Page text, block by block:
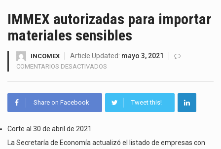
El mercado laboral mexicano muestra un proceso de precarización sin señales de mejora, según el…
El secretario de Economía de México, Marcelo Ebrard Casaubon, sostuvo una reunión de trabajo con…
IMMEX autorizadas para importar
materiales sensibles
INCOMEX Article Updated: mayo 3, 2021
COMENTARIOS DESACTIVADOS
IMPORTAR
Share on Facebook Tweet this!
Corte al 30 de abril de 2021
La Secretaría de Economía actualizó el listado de empresas con